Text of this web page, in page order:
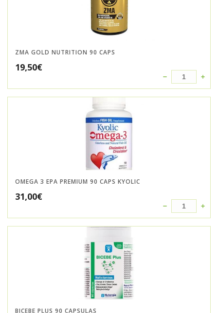
ZMA GOLD NUTRITION 90 CAPS
19,50€
OMEGA 3 EPA PREMIUM 90 CAPS KYOLIC
31,00€
BICEBE PLUS 90 CAPSULAS